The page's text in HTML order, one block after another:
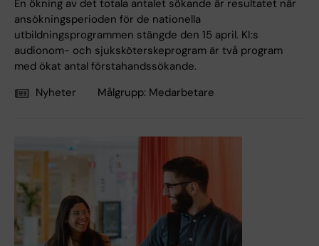
En ökning av det totala antalet sökande är resultatet när
ansökningsperioden för de nationella
utbildningsprogrammen stängde den 15 april. KI:s
audionom- och sjuksköterskeprogram är två program
med ökat antal förstahandssökande.
Nyheter
Målgrupp: Medarbetare